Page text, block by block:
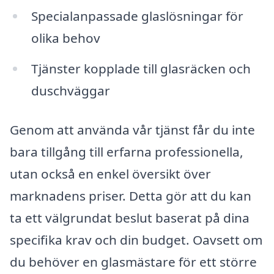
Specialanpassade glaslösningar för
olika behov
Tjänster kopplade till glasräcken och
duschväggar
Genom att använda vår tjänst får du inte
bara tillgång till erfarna professionella,
utan också en enkel översikt över
marknadens priser. Detta gör att du kan
ta ett välgrundat beslut baserat på dina
specifika krav och din budget. Oavsett om
du behöver en glasmästare för ett större